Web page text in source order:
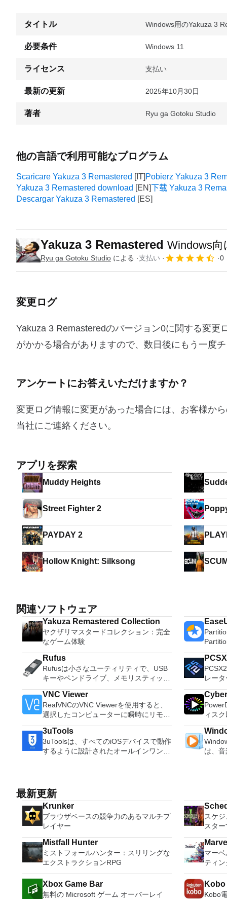
タイトル Windows用のYakuza 3
必要条件 Windows 11
ライセンス 支払い
最新の更新 2025年10月30日
著者 Ryu ga Gotoku Studio
他の言語で利用可能なプログラム
Scaricare Yakuza 3 Remastered
Pobierz Yakuza 3
Yakuza 3 Remastered download
下载 Yakuza 3
Descargar Yakuza 3 Remastered
Yakuza 3 Remastered Windows
Ryu ga Gotoku Studio による 支払い 0
変更ログ
Yakuza 3 Remasteredのバージョン0に関する変
がかかる場合がありますので、数日後にもう一度
アンケートにお答えいただけますか？
変更ログ情報に変更があった場合には、お客様か
当社にご連絡ください。
アプリを探索
Muddy Heights
Street Fighter 2
PAYDAY 2
Hollow Knight: Silksong
関連ソフトウェア
Yakuza Remastered Collection
ヤクザリマスタードコレクション：完全
なゲーム体験
オール
ショ
ィで
ステム
理、
ーブ
不足
ーテ
ムドラ
ィシ
ジ分
する
Rufus
Rufusは小さなユーティリティで、USB
キーやペンドライブ、メモリスティック
などの起動可能なUSBフラッシュドライ
ブをフォーマットおよび作成できます。
Rufusは、次のシナリオで役立ちます。
Windows、Linux、およびUEFI用の起動
可能なISOからUSBインストールメディ
アを作成する必要がある場合。 OSがイ
ンストールされていないシステムで作業
する必要がある場合。 BIOSまたはその
合。 Rufusは次の* ISOで動作します：
Arch Linux、Archbang、BartPE /
pebuilder、CentOS、Damn Small
Linux、Fedora、FreeDOS、Gentoo、
gNewSense、Hiren&#39;s Boot CD、
LiveXP、Knoppix、Kubuntu、Linux
Mint、NT Password Registry Editor、
OpenSUSE、Parted Magic、
Ubuntu、Ultimate Boot CD、Windows
XP（SP2以降）、Windows Server 2003
R2、Windows Vista、Windows 7、
レータ
は、プ
80％
コンピ
また、
ドコ
ため
の所
リケー
を直接
から
でき
す。 Savestates：ボタンを1つ押すだけ
で、ゲ
ます。
から
限さ
フィ
VNC Viewer
RealVNCのVNC Viewerを使用すると、
選択したコンピューターに瞬時にリモー
トアクセスできます。 Mac、Windows
PC、またはLinuxマシン、世界中のどこ
からでも。 VNC Viewerを使用すると、
コンピューターのデスクトップを表示し
ンストールと使用が簡単です。制御した
いデバイスでインストーラーを実行し、
指示に従ってください。オプションで、
Windowsでのリモート展開に使用可能な
MSIがあります。デスクトッププラット
フォームにVNC Viewerをインストール
する権限がない場合は、スタンドアロン
オプションを選択する必要があります。
主な機能は次のとおりです。 クラウド
ているコンピューターに接続します。
Apple Screen Sharing（ARD）などのサ
ィスク
オ、オ
ンツ
ても
イメントの
比類の
より、
きます
DHR
4K、
ンツ
ニタ
のミ
360ビ
の向
3uTools
3uToolsは、すべてのiOSデバイスで動作
するように設計されたオールインワン
ールであると主張しています。この声明
の信on性についてコメントすることはで
きませんが、アプリ、写真、音楽、着信
音、その他のマルチメディアファイルを
簡単に管理できます。 また、ジェイル
ブレイク、アクティベーション、バッテ
リー、iCloudロックのステータスなど、
iOSデバイスのさまざまなステータスを
表示することもできます。 3uToolsは、
詳細なiOSおよびiDevice情報も提供しま
す。 3uToolsには、アイコン管理、ガベ
ージクリーナー、データ移行、データバ
は、
のデバ
行えます。 シンプル
たく新
イメン
をよ
楽しく
をす
写真
して
どこ
セスで
最新更新
Krunker
ブラウザベースの競争力のあるマルチプ
レイヤー
スケジ
スター
Mistfall Hunter
ミストフォールハンター：スリリングな
エクストラクションRPG
マーベ
ティン
Xbox Game Bar
無料の Microsoft ゲーム オーバーレイ
Kobo
Kobo